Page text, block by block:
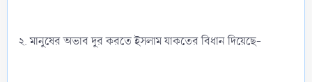
২. মানুষের অভাব দুর করতে ইসলাম যাকতের বিধান দিয়েছে-